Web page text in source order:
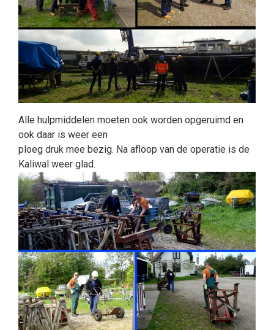
Alle hulpmiddelen moeten ook worden opgeruimd en
ook daar is weer een
ploeg druk mee bezig. Na afloop van de operatie is de
Kaliwal weer glad.